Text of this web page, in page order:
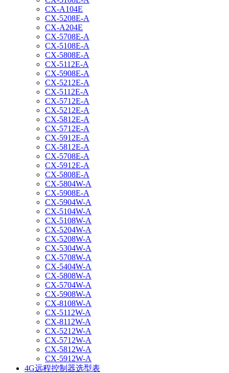
CX-A104E
CX-5208E-A
CX-A204E
CX-5708E-A
CX-5108E-A
CX-5808E-A
CX-5112E-A
CX-5908E-A
CX-5212E-A
CX-5112E-A
CX-5712E-A
CX-5212E-A
CX-5812E-A
CX-5712E-A
CX-5912E-A
CX-5812E-A
CX-5708E-A
CX-5912E-A
CX-5808E-A
CX-5804W-A
CX-5908E-A
CX-5904W-A
CX-5104W-A
CX-5108W-A
CX-5204W-A
CX-5208W-A
CX-5304W-A
CX-5708W-A
CX-5404W-A
CX-5808W-A
CX-5704W-A
CX-5908W-A
CX-8108W-A
CX-5112W-A
CX-8112W-A
CX-5212W-A
CX-5712W-A
CX-5812W-A
CX-5912W-A
4G远程控制器选型表